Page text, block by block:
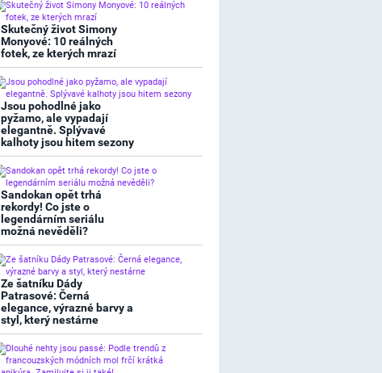
Skutečný život Simony
Monyové: 10 reálných
fotek, ze kterých mrazí
Jsou pohodlné jako
pyžamo, ale vypadají
elegantně. Splývavé
kalhoty jsou hitem sezony
Sandokan opět trhá
rekordy! Co jste o
legendárním seriálu
možná nevěděli?
Ze šatníku Dády
Patrasové: Černá
elegance, výrazné barvy a
styl, který nestárne